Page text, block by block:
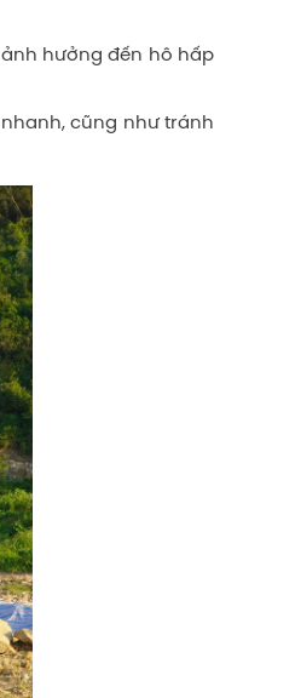
hưởng đến hô hấp
cũng như tránh